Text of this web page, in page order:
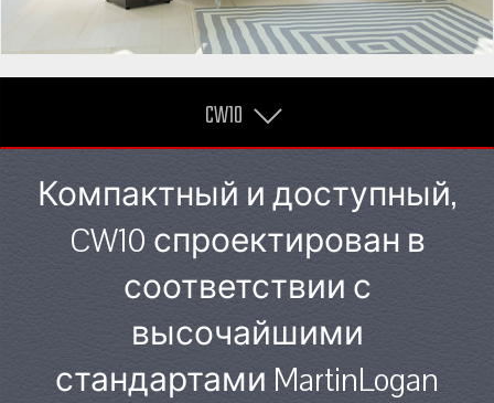
CW10
Компактный и доступный,
CW10 спроектирован в
соответствии с
высочайшими
стандартами MartinLogan